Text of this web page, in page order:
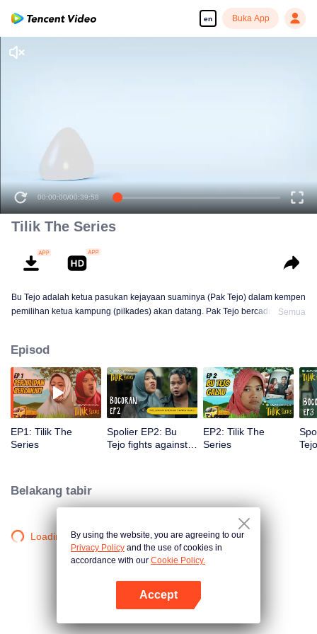
en Buka App
00:00:00/00:39:58
Tilik The Series
Bu Tejo adalah ketua pasukan kejayaan suaminya (Pak Tejo) dalam kempen
pemilihan ketua kampung (pilkades) akan datang. Pak Tejo bercadang
menggunakan politik wang dan kuasa untuk meraih undi dalam pilihan raya
kampung. Dalam keadaan sukar ini, Bu Tejo terpaksa mencari jalan untuk
memperjuangkan wawasannya tanpa perlu mengorbankan jati diri sebagai
pemimpin, isteri, ibu dan sebahagian masyarakat kampung yang
dibanggakan.
Semua
Episod
EP1: Tilik The
Series
Spolier EP2: Bu
Tejo fights against
EP2: Tilik The
Series
Belakang tabir
Loading…By using the website, you are agreeing to our
Privacy Policy and the use of cookies in
accordance with our Cookie Policy.
Accept